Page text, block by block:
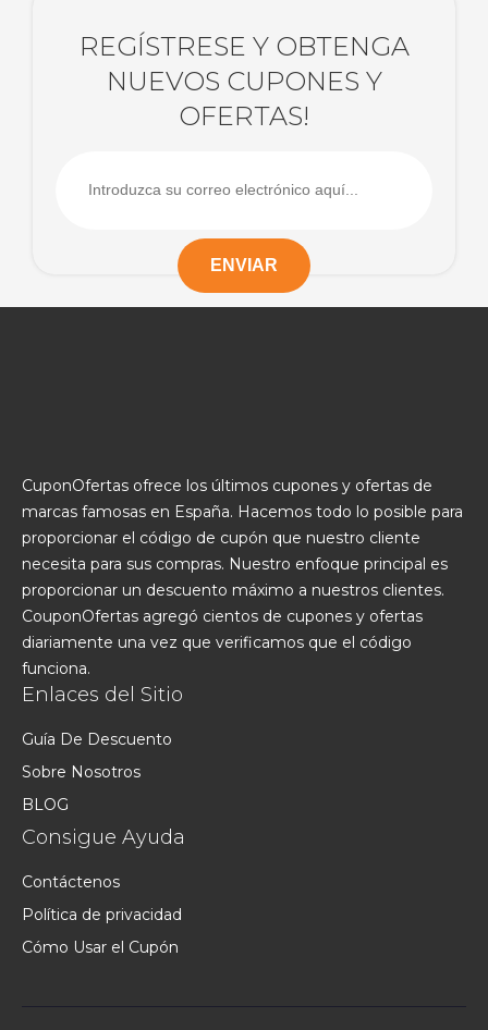
REGÍSTRESE Y OBTENGA
NUEVOS CUPONES Y
OFERTAS!
CuponOfertas ofrece los últimos cupones y ofertas de
marcas famosas en España. Hacemos todo lo posible para
proporcionar el código de cupón que nuestro cliente
necesita para sus compras. Nuestro enfoque principal es
proporcionar un descuento máximo a nuestros clientes.
CouponOfertas agregó cientos de cupones y ofertas
diariamente una vez que verificamos que el código
funciona.
Enlaces del Sitio
Guía De Descuento
Sobre Nosotros
BLOG
Consigue Ayuda
Contáctenos
Política de privacidad
Cómo Usar el Cupón